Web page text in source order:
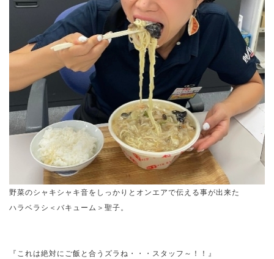
野菜のシャキシャキ音をしっかりとオンエアで伝える事が出来た
ハラベラシ＜バキューム＞聖子。
『これは絶対にご飯と合うズラね・・・スタッフ～！！』